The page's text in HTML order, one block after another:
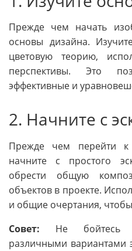
Прежде чем начать
основы дизайна.
цветовую теорию,
перспективы. Это
эффективные и
2. Начните с
Прежде чем перейти к
начните с простого
обрести общую
объектов в проекте.
и общие очертания,
Совет: Не бойтесь
различными вариантами